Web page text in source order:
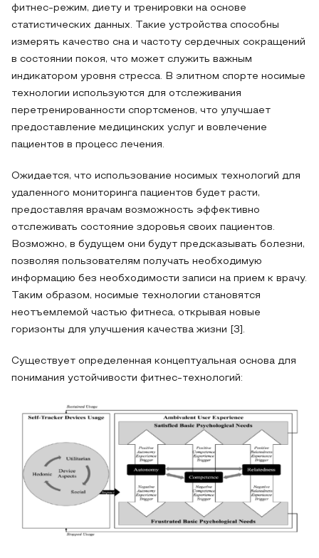
фитнес-режим, диету и тренировки на основе
статистических данных. Такие устройства способны
измерять качество сна и частоту сердечных сокращений
в состоянии покоя, что может служить важным
индикатором уровня стресса. В элитном спорте носимые
технологии используются для отслеживания
перетренированности спортсменов, что улучшает
предоставление медицинских услуг и вовлечение
пациентов в процесс лечения.
Ожидается, что использование носимых технологий для
удаленного мониторинга пациентов будет расти,
предоставляя врачам возможность эффективно
отслеживать состояние здоровья своих пациентов.
Возможно, в будущем они будут предсказывать болезни,
позволяя пользователям получать необходимую
информацию без необходимости записи на прием к врачу.
Таким образом, носимые технологии становятся
неотъемлемой частью фитнеса, открывая новые
горизонты для улучшения качества жизни [3].
Существует определенная концептуальная основа для
понимания устойчивости фитнес-технологий: